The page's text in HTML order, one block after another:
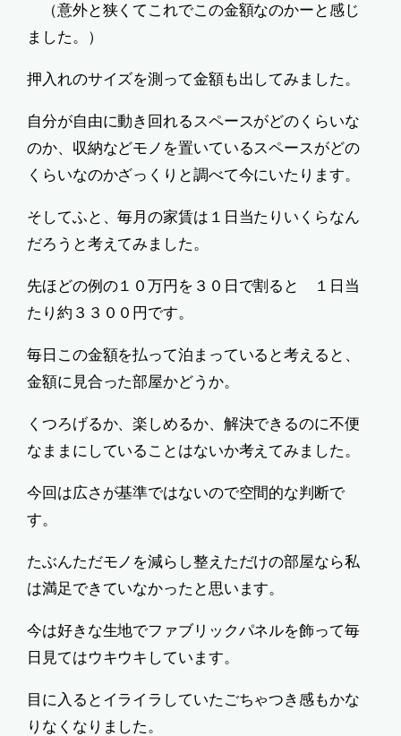
（意外と狭くてこれでこの金額なのかーと感じ
ました。）
押入れのサイズを測って金額も出してみました。
自分が自由に動き回れるスペースがどのくらいな
のか、収納などモノを置いているスペースがどの
くらいなのかざっくりと調べて今にいたります。
そしてふと、毎月の家賃は１日当たりいくらなん
だろうと考えてみました。
先ほどの例の１０万円を３０日で割ると １日当
たり約３３００円です。
毎日この金額を払って泊まっていると考えると、
金額に見合った部屋かどうか。
くつろげるか、楽しめるか、解決できるのに不便
なままにしていることはないか考えてみました。
今回は広さが基準ではないので空間的な判断で
す。
たぶんただモノを減らし整えただけの部屋なら私
は満足できていなかったと思います。
今は好きな生地でファブリックパネルを飾って毎
日見てはウキウキしています。
目に入るとイライラしていたごちゃつき感もかな
りなくなりました。